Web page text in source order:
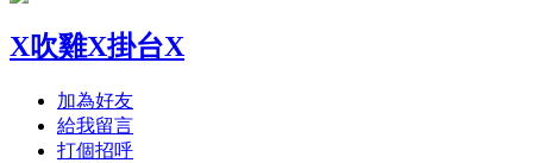
X吹雞X掛台X
加為好友
給我留言
打個招呼